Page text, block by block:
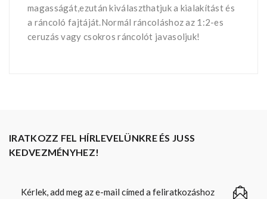
magasságát,ezután kiválaszthatjuk a kialakítást és
a ráncoló fajtáját.Normál ráncoláshoz az 1:2-es
ceruzás vagy csokros ráncolót javasoljuk!
IRATKOZZ FEL HÍRLEVELÜNKRE ÉS JUSS
KEDVEZMÉNYHEZ!